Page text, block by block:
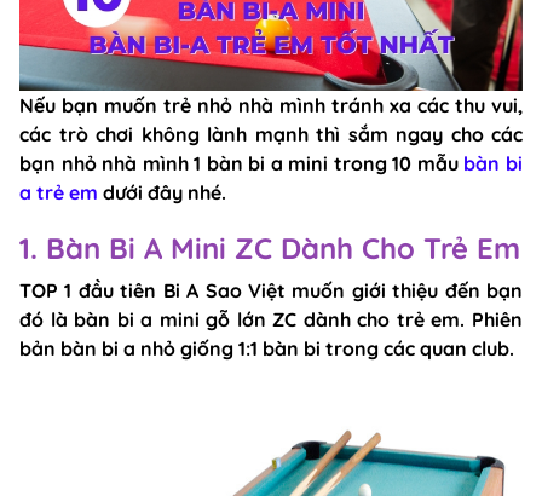
Nếu bạn muốn trẻ nhỏ nhà mình tránh xa các thu vui,
các trò chơi không lành mạnh thì sắm ngay cho các
bạn nhỏ nhà mình 1 bàn bi a mini trong 10 mẫu bàn bi
a trẻ em dưới đây nhé.
1. Bàn Bi A Mini ZC Dành Cho Trẻ Em
TOP 1 đầu tiên Bi A Sao Việt muốn giới thiệu đến bạn
đó là bàn bi a mini gỗ lớn ZC dành cho trẻ em. Phiên
bản bàn bi a nhỏ giống 1:1 bàn bi trong các quan club.